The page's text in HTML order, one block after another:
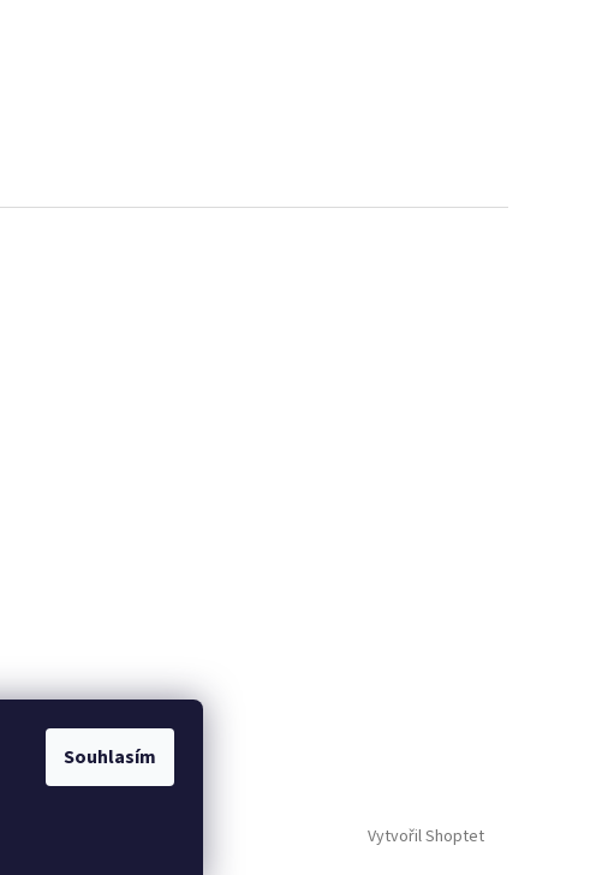
Souhlasím
Vytvořil Shoptet